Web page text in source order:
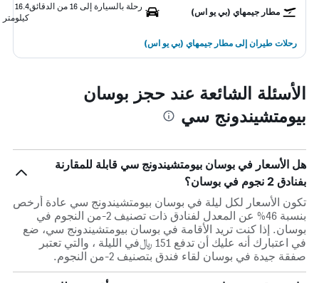
مطار جيمهاي (بي يو اس)
رحلة بالسيارة إلى 16 من الدقائق
16.4
كيلومتر
رحلات طيران إلى مطار جيمهاي (بي يو اس)
الأسئلة الشائعة عند حجز بوسان
بيومتشيندونج سي
هل الأسعار في بوسان بيومتشيندونج سي قابلة للمقارنة
بفنادق 2 نجوم في بوسان؟
تكون الأسعار لكل ليلة في بوسان بيومتشيندونج سي عادة أرخص
بنسبة 46% عن المعدل لفنادق ذات تصنيف 2-من النجوم في
بوسان. إذا كنت تريد الأقامة في بوسان بيومتشيندونج سي، ضع
في اعتبارك أنه عليك أن تدفع 151 ﷼في الليلة ، والتي تعتبر
صفقة جيدة في بوسان لقاء فندق بتصنيف 2-من النجوم.